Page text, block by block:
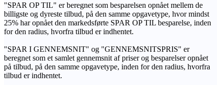
"SPAR OP TIL" er beregnet som besparelsen opnået mellem de
billigste og dyreste tilbud, på den samme opgavetype, hvor mindst
25% har opnået den markedsførte SPAR OP TIL besparelse, inden
for den radius, hvorfra tilbud er indhentet.
"SPAR I GENNEMSNIT" og "GENNEMSNITSPRIS" er
beregnet som et samlet gennemsnit af priser og besparelser opnået
på tilbud, på den samme opgavetype, inden for den radius, hvorfra
tilbud er indhentet.